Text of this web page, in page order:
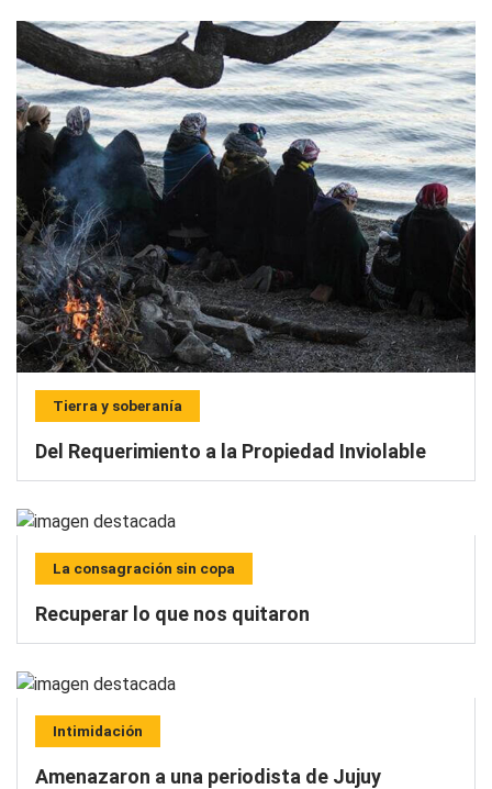
Tierra y soberanía
Del Requerimiento a la Propiedad Inviolable
La consagración sin copa
Recuperar lo que nos quitaron
Intimidación
Amenazaron a una periodista de Jujuy